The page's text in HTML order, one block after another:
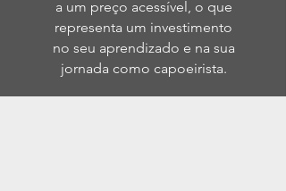
a um preço acessível, o que
representa um investimento
no seu aprendizado e na sua
jornada como capoeirista.